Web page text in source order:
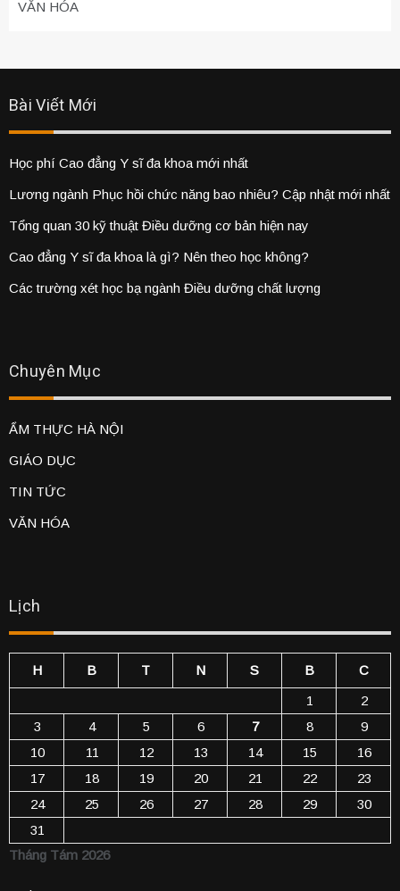
VĂN HÓA
Bài Viết Mới
Học phí Cao đẳng Y sĩ đa khoa mới nhất
Lương ngành Phục hồi chức năng bao nhiêu? Cập nhật mới nhất
Tổng quan 30 kỹ thuật Điều dưỡng cơ bản hiện nay
Cao đẳng Y sĩ đa khoa là gì? Nên theo học không?
Các trường xét học bạ ngành Điều dưỡng chất lượng
Chuyên Mục
ẨM THỰC HÀ NỘI
GIÁO DỤC
TIN TỨC
VĂN HÓA
Lịch
Tháng Tám 2026
H B T N S B
C
1
2
3
4 5 6 7 8
9
10
11 12 13 14 15
16
17
18 19 20 21 22
23
24
25 26 27 28 29
30
31